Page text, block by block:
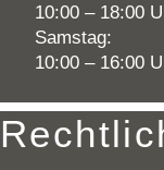
10:00 – 18:00
Samstag:
10:00 – 16:00